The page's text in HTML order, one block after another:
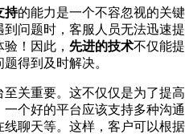
持的能力是一个不容忽视的关键
问题时，客服人员无法迅速提
！因此， 先进的技术不仅能提
得到及时解决。
关重要。这不仅仅是为了提高
个好的平台应该支持多种沟通
聊天等。这样，客户可以根据